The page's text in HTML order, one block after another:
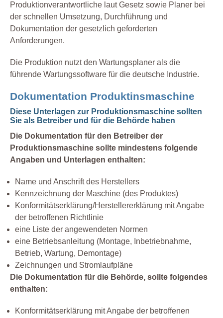
Produktionverantwortliche laut Gesetz sowie Planer bei
der schnellen Umsetzung, Durchführung und
Dokumentation der gesetzlich geforderten
Anforderungen.
Die Produktion nutzt den Wartungsplaner als die
führende Wartungssoftware für die deutsche Industrie.
Dokumentation Produktinsmaschine
Diese Unterlagen zur Produktionsmaschine sollten
Sie als Betreiber und für die Behörde haben
Die Dokumentation für den Betreiber der
Produktionsmaschine sollte mindestens folgende
Angaben und Unterlagen enthalten:
Name und Anschrift des Herstellers
Kennzeichnung der Maschine (des Produktes)
Konformitätserklärung/Herstellererklärung mit Angabe
der betroffenen Richtlinie
eine Liste der angewendeten Normen
eine Betriebsanleitung (Montage, Inbetriebnahme,
Betrieb, Wartung, Demontage)
Zeichnungen und Stromlaufpläne
Die Dokumentation für die Behörde, sollte folgendes
enthalten:
Konformitätserklärung mit Angabe der betroffenen